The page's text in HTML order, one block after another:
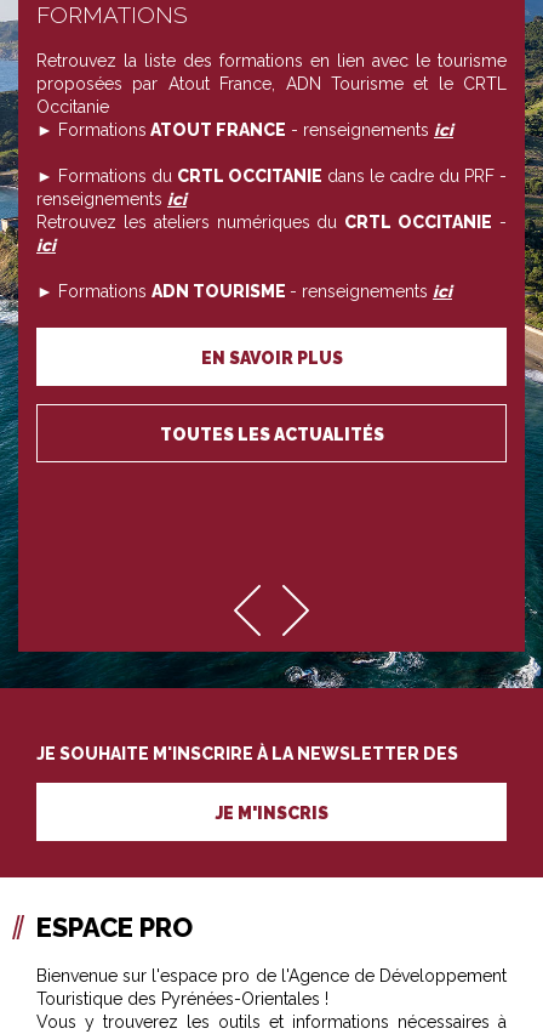
FORMATIONS
Retrouvez la liste des formations en lien avec le tourisme
proposées par Atout France, ADN Tourisme et le CRTL
Occitanie
► Formations ATOUT FRANCE - renseignements ici
► Formations du CRTL OCCITANIE dans le cadre du PRF -
renseignements ici
Retrouvez les ateliers numériques du CRTL OCCITANIE -
ici
► Formations ADN TOURISME - renseignements ici
EN SAVOIR PLUS
TOUTES LES ACTUALITÉS
JE SOUHAITE M'INSCRIRE À LA NEWSLETTER DES
PROFESSIONNELS DU TOURISME
JE M'INSCRIS
ESPACE PRO
Bienvenue sur l'espace pro de l'Agence de Développement
Touristique des Pyrénées-Orientales !
Vous y trouverez les outils et informations nécessaires à